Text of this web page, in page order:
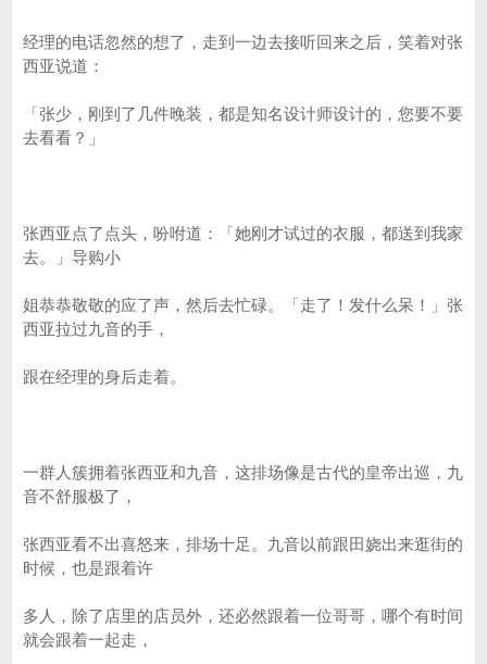
经理的电话忽然的想了，走到一边去接听回来之后，笑着对张
西亚说道：
「张少，刚到了几件晚装，都是知名设计师设计的，您要不要
去看看？」
张西亚点了点头，吩咐道：「她刚才试过的衣服，都送到我家
去。」导购小
姐恭恭敬敬的应了声，然后去忙碌。「走了！发什么呆！」张
西亚拉过九音的手，
跟在经理的身后走着。
一群人簇拥着张西亚和九音，这排场像是古代的皇帝出巡，九
音不舒服极了，
张西亚看不出喜怒来，排场十足。九音以前跟田娆出来逛街的
时候，也是跟着许
多人，除了店里的店员外，还必然跟着一位哥哥，哪个有时间
就会跟着一起走，